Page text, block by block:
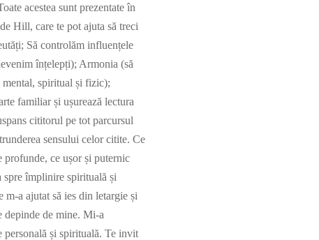
acestea sunt prezentate în
Hill, care te pot ajuta să treci
Să controlăm influențele
înțelepți); Armonia (să
spiritual și fizic);
familiar și ușurează lectura
cititorul pe tot parcursul
sensului celor citite. Ce
ce ușor și puternic
împlinire spirituală și
a ajutat să ies din letargie și
depinde de mine. Mi-a
personală și spirituală. Te invit